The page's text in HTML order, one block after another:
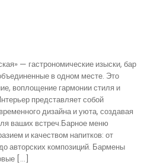
— гастрономические изыски, бар
в одном месте. Это
воплощение гармонии стиля и
представляет собой
дизайна и уюта, создавая
ваших встреч.Барное меню
и качеством напитков: от
авторских композиций. Бармены
[…]